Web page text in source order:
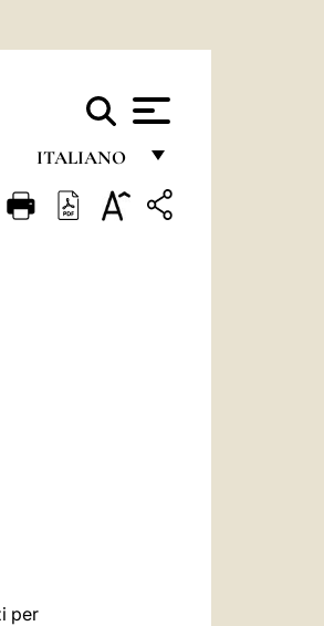
ITALIANO
FRANÇAIS
per